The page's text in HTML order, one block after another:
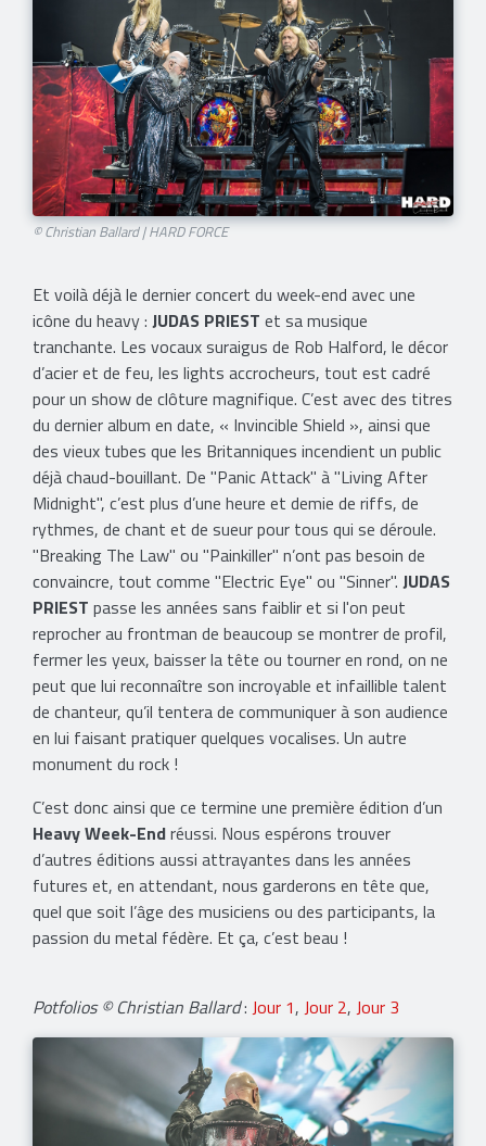
© Christian Ballard | HARD FORCE​
Et voilà déjà le dernier concert du week-end avec une
icône du heavy : JUDAS PRIEST et sa musique
tranchante. Les vocaux suraigus de Rob Halford, le décor
d’acier et de feu, les lights accrocheurs, tout est cadré
pour un show de clôture magnifique. C’est avec des titres
du dernier album en date, « Invincible Shield », ainsi que
des vieux tubes que les Britanniques incendient un public
déjà chaud-bouillant. De "Panic Attack" à "Living After
Midnight", c’est plus d’une heure et demie de riffs, de
rythmes, de chant et de sueur pour tous qui se déroule.
"Breaking The Law" ou "Painkiller" n’ont pas besoin de
convaincre, tout comme "Electric Eye" ou "Sinner". JUDAS
PRIEST passe les années sans faiblir et si l'on peut
reprocher au frontman de beaucoup se montrer de profil,
fermer les yeux, baisser la tête ou tourner en rond, on ne
peut que lui reconnaître son incroyable et infaillible talent
de chanteur, qu’il tentera de communiquer à son audience
en lui faisant pratiquer quelques vocalises. Un autre
monument du rock !
C’est donc ainsi que ce termine une première édition d’un
Heavy Week-Endréussi. Nous espérons trouver
d’autres éditions aussi attrayantes dans les années
futures et, en attendant, nous garderons en tête que,
quel que soit l’âge des musiciens ou des participants, la
passion du metal fédère. Et ça, c’est beau !
Potfolios © Christian Ballard: Jour 1, Jour 2, Jour 3